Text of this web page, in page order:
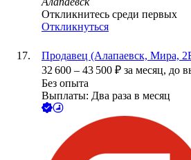
Откликнитесь среди первых
Откликнуться
Продавец (Алапаевск, Мира,
32 600 – 43 500 ₽ за месяц, до
Без опыта
Выплаты: Два раза в месяц